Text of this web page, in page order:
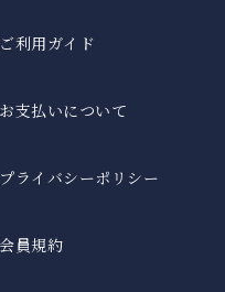
ご利用ガイド
お支払いについて
プライバシーポリシー
会員規約